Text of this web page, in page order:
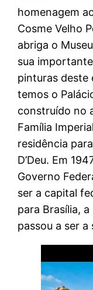
homenagem
Cosme Velho
abriga o
sua
pinturas deste
temos o
construído no
Família
residência
D’Deu. Em
Governo
ser a capital
para Brasília,
passou a ser